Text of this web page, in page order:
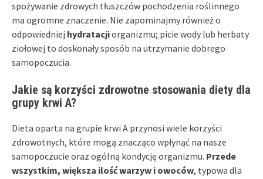
spożywanie zdrowych tłuszczów pochodzenia roślinnego
ma ogromne znaczenie. Nie zapominajmy również o
odpowiedniej hydratacjiorganizmu; picie wody lub herbaty
ziołowej to doskonały sposób na utrzymanie dobrego
samopoczucia.
Jakie są korzyści zdrowotne stosowania diety dla
grupy krwi A?
Dieta oparta na grupie krwi A przynosi wiele korzyści
zdrowotnych, które mogą znacząco wpłynąć na nasze
samopoczucie oraz ogólną kondycję organizmu. Przede
wszystkim, większa ilość warzyw i owoców, typowa dla